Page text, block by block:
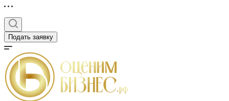
Подать заявку